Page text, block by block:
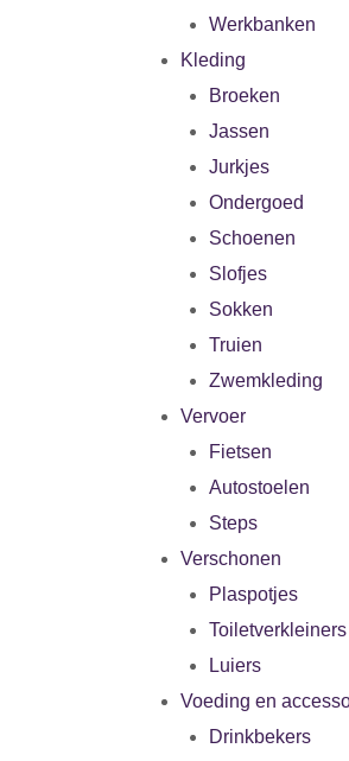
Werkbanken
Kleding
Broeken
Jassen
Jurkjes
Ondergoed
Schoenen
Slofjes
Sokken
Truien
Zwemkleding
Vervoer
Fietsen
Autostoelen
Steps
Verschonen
Plaspotjes
Toiletverkleiners
Luiers
Voeding en
Drinkbekers